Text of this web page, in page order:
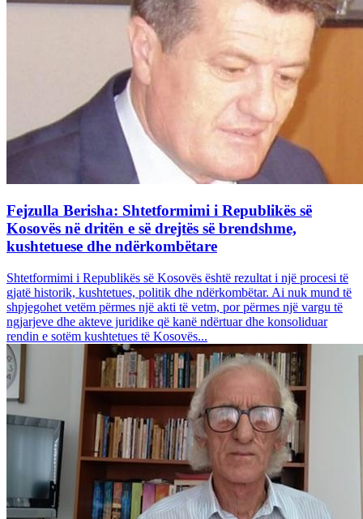
Fejzulla Berisha: Shtetformimi i Republikës së
Kosovës në dritën e së drejtës së brendshme,
kushtetuese dhe ndërkombëtare
Shtetformimi i Republikës së Kosovës është rezultat i një procesi të
gjatë historik, kushtetues, politik dhe ndërkombëtar. Ai nuk mund të
shpjegohet vetëm përmes një akti të vetm, por përmes një vargu të
ngjarjeve dhe akteve juridike që kanë ndërtuar dhe konsoliduar
rendin e sotëm kushtetues të Kosovës...